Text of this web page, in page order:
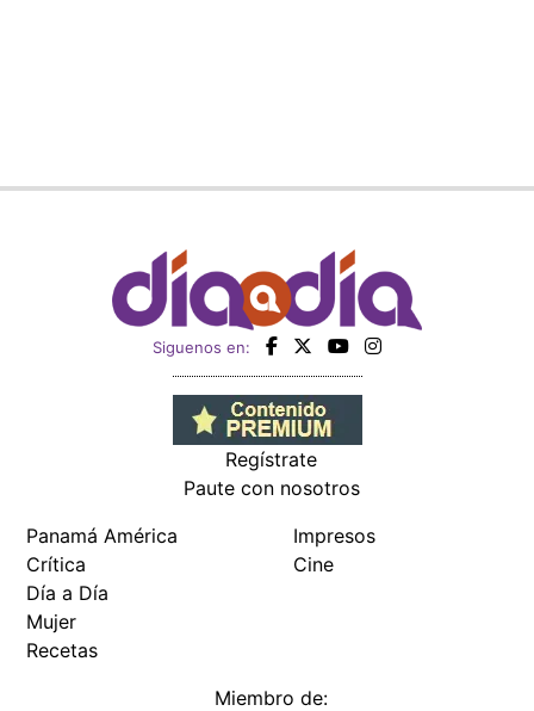
Siguenos en:
Regístrate
Paute con nosotros
Crítica
Día a Día
Mujer
Recetas
Cine